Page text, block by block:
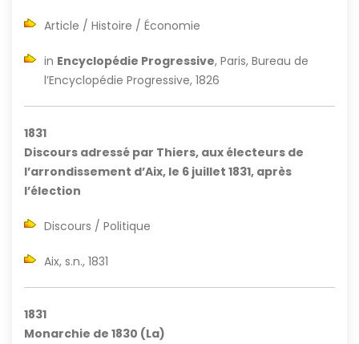
Article / Histoire / Économie
in Encyclopédie Progressive, Paris, Bureau de
l’Encyclopédie Progressive, 1826
1831
Discours adressé par Thiers, aux électeurs de
l’arrondissement d’Aix, le 6 juillet 1831, après
l’élection
Discours / Politique
Aix, s.n., 1831
1831
Monarchie de 1830 (La)